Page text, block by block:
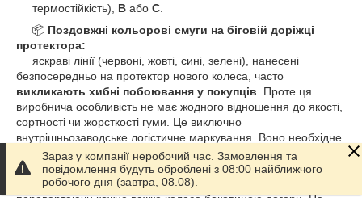
термостійкість), B або C
📦 Поздовжні кольорові смуги на біговій доріжці
протектора:
яскраві лінії (червоні, жовті, сині, зелені), нанесені
безпосередньо на протектор нового колеса, часто
викликають хибні побоювання у покупців . Проте ця
виробнича особливість не має жодного відношення до якості,
сортності чи жорсткості гуми. Це виключно
внутрішньозаводське логістичне маркування. Воно необхідне
для того, щоб комірники на автоматизованих складах
заводів-виробників могли зверху за кольором ліній
моментально ідентифікувати типорозмір та модель шини, не
Зараз у компанії неробочий час. Замовлення та
повідомлення будуть оброблені з 08:00 найближчого
робочого дня (завтра, 08.08).